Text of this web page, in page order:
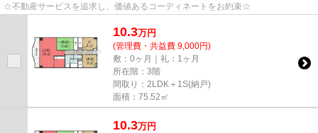
☆不動産サービスを追求し、価値あるコーディネートをお約束☆
10.3万円
(管理費・共益費 9,000円)
敷：0ヶ月｜礼：1ヶ月
所在階：3階
間取り：2LDK＋1S(納戸)
面積：75.52㎡
10.3万円